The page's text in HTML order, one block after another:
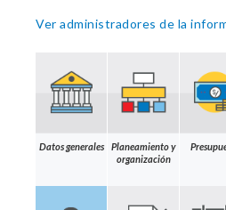
Ver administradores de la
Datos generales
Planeamiento y
organización